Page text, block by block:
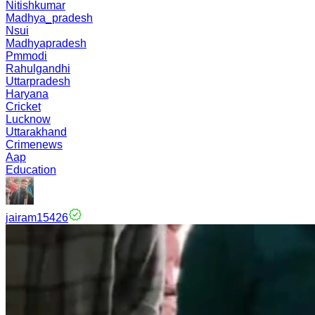
Nitishkumar
Madhya_pradesh
Nsui
Madhyapradesh
Pmmodi
Rahulgandhi
Uttarpradesh
Haryana
Cricket
Lucknow
Uttarakhand
Crimenews
Aap
Education
jairam15426